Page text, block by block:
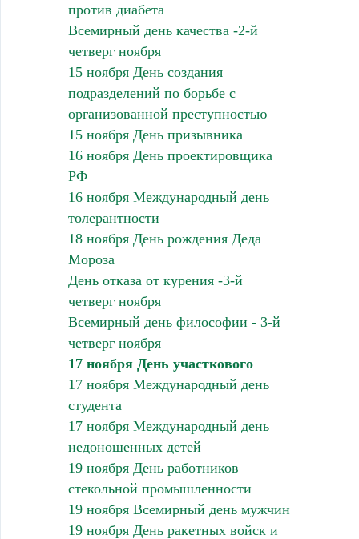
против диабета
Всемирный день качества -2-й
четверг ноября
15 ноября День создания
подразделений по борьбе с
организованной преступностью
15 ноября День призывника
16 ноября День проектировщика
РФ
16 ноября Международный день
толерантности
18 ноября День рождения Деда
Мороза
День отказа от курения -3-й
четверг ноября
Всемирный день философии - 3-й
четверг ноября
17 ноября День участкового
17 ноября Международный день
студента
17 ноября Международный день
недоношенных детей
19 ноября День работников
стекольной промышленности
19 ноября Всемирный день мужчин
19 ноября День ракетных войск и